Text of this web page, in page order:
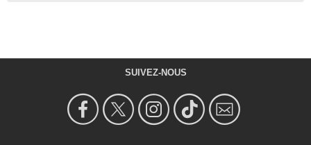
SUIVEZ-NOUS